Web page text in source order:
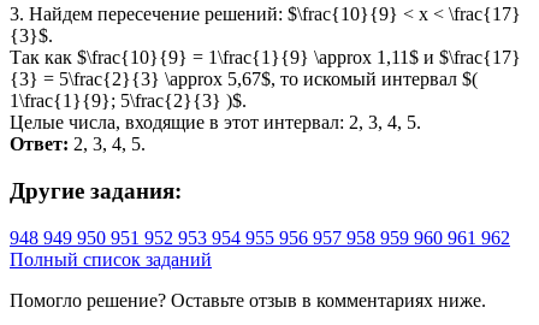
3. Найдем пересечение решений: $\frac{10}{9} < x < \frac{17}
{3}$.
Так как $\frac{10}{9} = 1\frac{1}{9} \approx 1,11$ и $\frac{17}
{3} = 5\frac{2}{3} \approx 5,67$, то искомый интервал $(
1\frac{1}{9}; 5\frac{2}{3} )$.
Целые числа, входящие в этот интервал: 2, 3, 4, 5.
Ответ: 2, 3, 4, 5.
Другие задания:
948 949 950 951 952 953 954 955 956 957 958 959 960 961 962
Полный список заданий
Помогло решение? Оставьте отзыв в комментариях ниже.